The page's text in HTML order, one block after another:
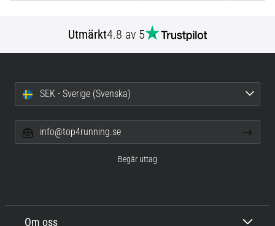
Utmärkt4.8 av 5
Om oss
SEK - Sverige (Svenska)
info@top4running.se
Begär uttag